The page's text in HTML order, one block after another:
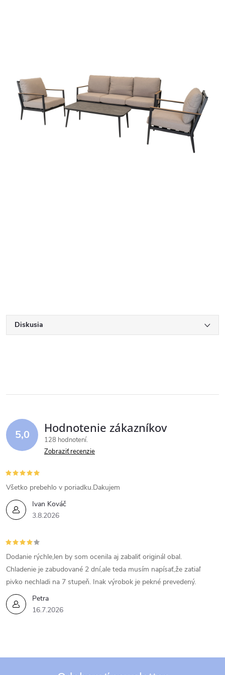
Diskusia
5,0 Hodnotenie zákazníkov
128 hodnotení
Zobraziť recenzie
Ivan Kováč
3.8.2026
Všetko prebehlo v poriadku.Dakujem
Petra
16.7.2026
Dodanie rýchle,len by som ocenila aj zabaliť originál obal.
Chladenie je zabudované 2 dní,ale teda musím napísať,že zatiaľ
pivko nechladi na 7 stupeň. Inak výrobok je pekné prevedený.